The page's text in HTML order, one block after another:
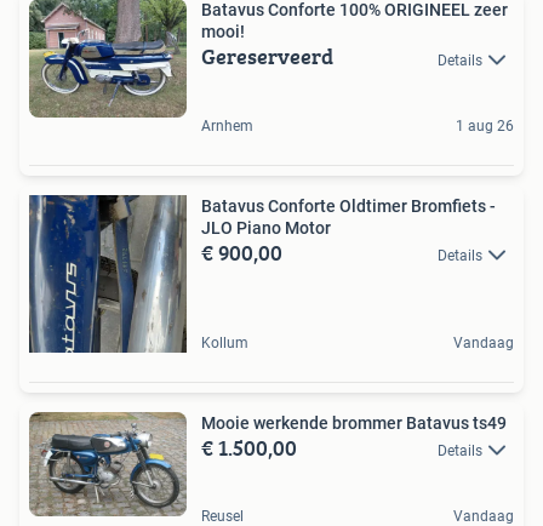
Batavus Conforte 100% ORIGINEEL zeer
mooi!
Gereserveerd Details
Arnhem 1 aug 26
Batavus Conforte Oldtimer Bromfiets -
JLO Piano Motor
€ 900,00 Details
Kollum Vandaag
Mooie werkende brommer Batavus ts49
€ 1.500,00 Details
Reusel Vandaag